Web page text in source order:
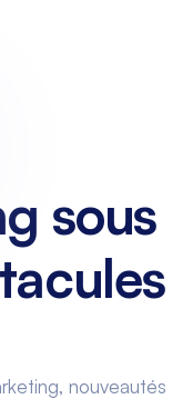
sous
nouveautés